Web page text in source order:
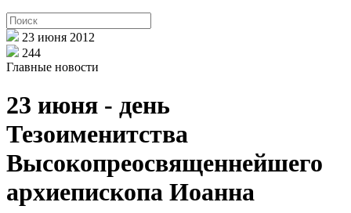
23 июня 2012
244
Главные новости
23 июня - день
Тезоименитства
Высокопреосвященнейшего
архиепископа Иоанна